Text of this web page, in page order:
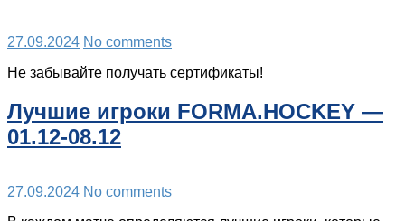
27.09.2024 No comments
Не забывайте получать сертификаты!
Лучшие игроки FORMA.HOCKEY —
01.12-08.12
27.09.2024 No comments